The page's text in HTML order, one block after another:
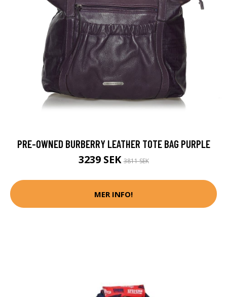
PRE-OWNED BURBERRY LEATHER TOTE BAG PURPLE
3239 SEK3811 SEK
MER INFO!